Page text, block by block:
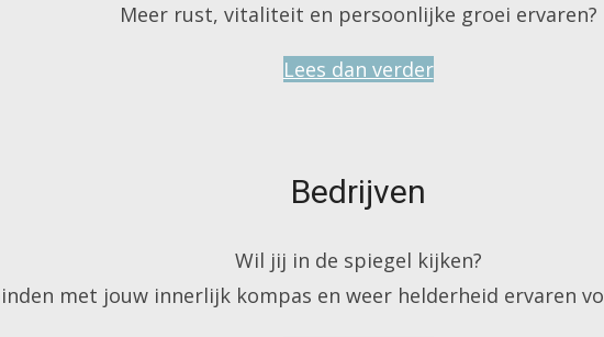
Meer rust, vitaliteit en persoonlijke groei ervaren?
Lees dan verder
Bedrijven
Wil jij in de spiegel kijken?
met jouw innerlijk kompas en weer helderheid ervaren